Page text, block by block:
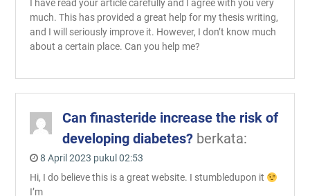
I have read your article carefully and I agree with you very
much. This has provided a great help for my thesis writing,
and I will seriously improve it. However, I don’t know much
about a certain place. Can you help me?
Can finasteride increase the risk of
developing diabetes? berkata:
8 April 2023 pukul 02:53
Hi, I do believe this is a great website. I stumbledupon it
I’m